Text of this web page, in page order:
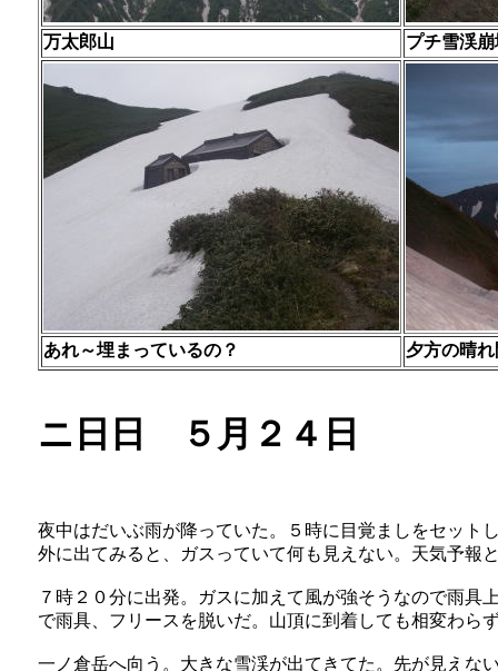
万太郎山 プチ雪渓
あれ～埋まっているの？ 夕方の晴れ
ニ日日 ５月２４日
夜中はだいぶ雨が降っていた。５時に目覚ましをセット
外に出てみると、ガスっていて何も見えない。天気予報
７時２０分に出発。ガスに加えて風が強そうなので雨
で雨具、フリースを脱いだ。山頂に到着しても相変わら
一ノ倉岳へ向う。大きな雪渓が出てきてた。先が見えな